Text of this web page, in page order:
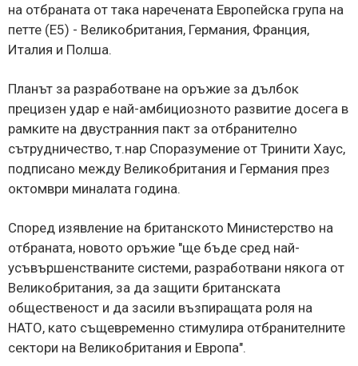
на отбраната от така наречената Европейска група на
петте (E5) - Великобритания, Германия, Франция,
Италия и Полша.
Планът за разработване на оръжие за дълбок
прецизен удар е най-амбициозното развитие досега в
рамките на двустранния пакт за отбранително
сътрудничество, т.нар Споразумение от Тринити Хаус,
подписано между Великобритания и Германия през
октомври миналата година.
Според изявление на британското Министерство на
отбраната, новото оръжие "ще бъде сред най-
усъвършенстваните системи, разработвани някога от
Великобритания, за да защити британската
общественост и да засили възпиращата роля на
НАТО, като същевременно стимулира отбранителните
сектори на Великобритания и Европа".